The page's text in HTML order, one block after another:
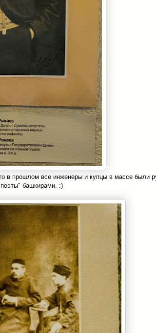
в прошлом все инженеры и купцы в массе были
башкирами. :)